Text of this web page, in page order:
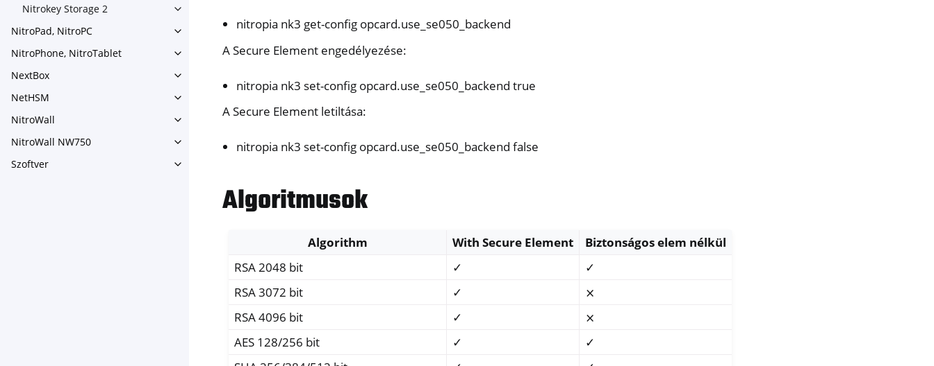
Nitrokey Storage 2
Toggle navigation of Nitrokey Storage 2
NitroPad, NitroPC
Toggle navigation of NitroPad, NitroPC
NitroPhone, NitroTablet
Toggle navigation of NitroPhone, NitroTablet
NextBox
Toggle navigation of NextBox
NetHSM
Toggle navigation of NetHSM
NitroWall
Toggle navigation of NitroWall
NitroWall NW750
Toggle navigation of NitroWall NW750
Szoftver
Toggle navigation of Szoftver
nitropia nk3 get-config opcard.use_se050_backend
A Secure Element engedélyezése:
nitropia nk3 set-config opcard.use_se050_backend true
A Secure Element letiltása:
nitropia nk3 set-config opcard.use_se050_backend false
Algoritmusok
Algorithm With Secure Element
Biztonságos elem nélkül
RSA 2048 bit
✓
✓
RSA 3072 bit
✓
⨯
RSA 4096 bit
✓
⨯
AES 128/256 bit
✓
✓